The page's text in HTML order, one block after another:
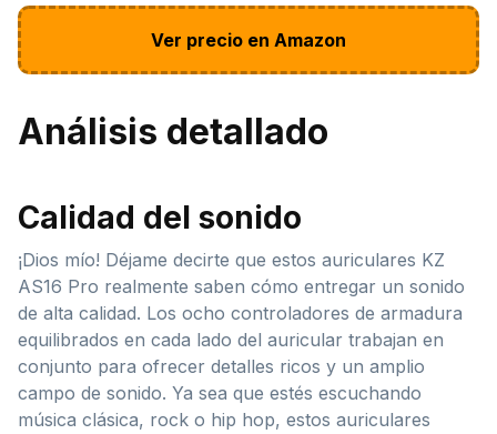
Ver precio en Amazon
Análisis detallado
Calidad del sonido
¡Dios mío! Déjame decirte que estos auriculares KZ
AS16 Pro realmente saben cómo entregar un sonido
de alta calidad. Los ocho controladores de armadura
equilibrados en cada lado del auricular trabajan en
conjunto para ofrecer detalles ricos y un amplio
campo de sonido. Ya sea que estés escuchando
música clásica, rock o hip hop, estos auriculares